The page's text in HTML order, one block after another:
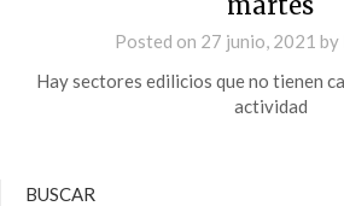
Posted on 27 junio, 2021 by
Hay sectores edilicios que no tienen
actividad
BUSCAR